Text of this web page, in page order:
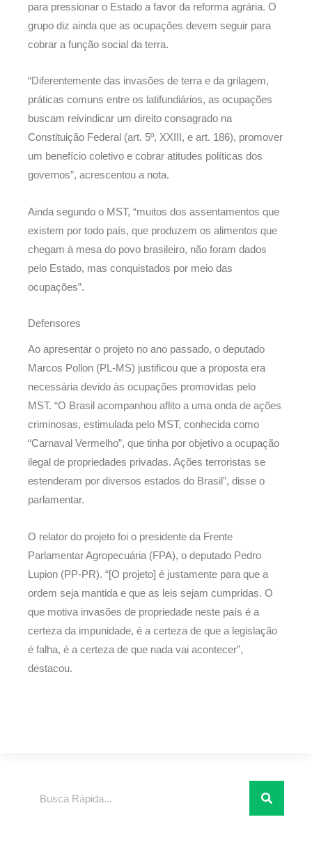
para pressionar o Estado a favor da reforma agrária. O
grupo diz ainda que as ocupações devem seguir para
cobrar a função social da terra.
“Diferentemente das invasões de terra e da grilagem,
práticas comuns entre os latifundiários, as ocupações
buscam reivindicar um direito consagrado na
Constituição Federal (art. 5º, XXIII, e art. 186), promover
um benefício coletivo e cobrar atitudes políticas dos
governos”, acrescentou a nota.
Ainda segundo o MST, “muitos dos assentamentos que
existem por todo país, que produzem os alimentos que
chegam à mesa do povo brasileiro, não foram dados
pelo Estado, mas conquistados por meio das
ocupações”.
Defensores
Ao apresentar o projeto no ano passado, o deputado
Marcos Pollon (PL-MS) justificou que a proposta era
necessária devido às ocupações promovidas pelo
MST. “O Brasil acompanhou aflito a uma onda de ações
criminosas, estimulada pelo MST, conhecida como
“Carnaval Vermelho”, que tinha por objetivo a ocupação
ilegal de propriedades privadas. Ações terroristas se
estenderam por diversos estados do Brasil”, disse o
parlamentar.
O relator do projeto foi o presidente da Frente
Parlamentar Agropecuária (FPA), o deputado Pedro
Lupion (PP-PR). “[O projeto] é justamente para que a
ordem seja mantida e que as leis sejam cumpridas. O
que motiva invasões de propriedade neste país é a
certeza da impunidade, é a certeza de que a legislação
é falha, é a certeza de que nada vai acontecer”,
destacou.